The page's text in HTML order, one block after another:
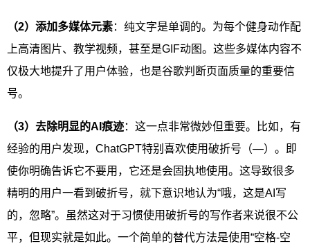
（2）添加多媒体元素：纯文字是单调的。为每个健身动作配
上高清图片、教学视频，甚至是GIF动图。这些多媒体内容不
仅极大地提升了用户体验，也是谷歌判断页面质量的重要信
号。
（3）去除明显的AI痕迹：这一点非常微妙但重要。比如，有
经验的用户发现，ChatGPT特别喜欢使用破折号（—）。即
使你明确告诉它不要用，它还是会固执地使用。这导致很多
精明的用户一看到破折号，就下意识地认为“哦，这是AI写
的，忽略”。虽然这对于习惯使用破折号的写作者来说很不公
平，但现实就是如此。一个简单的替代方法是使用“空格-空